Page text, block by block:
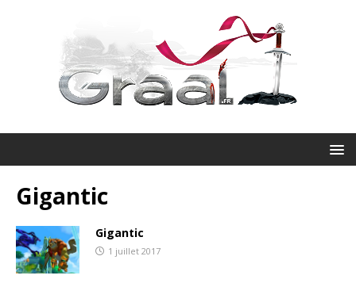
Gigantic
Gigantic
1 juillet 2017